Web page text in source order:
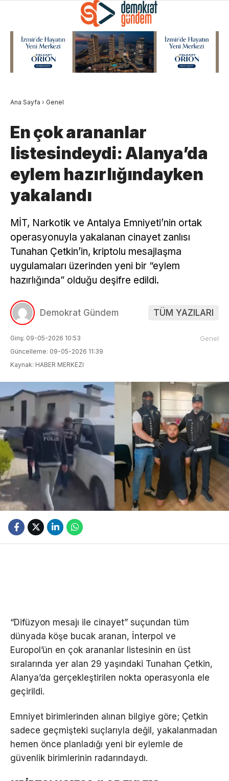
Ana Sayfa › Genel
En çok arananlar
listesindeydi: Alanya’da
eylem hazırlığındayken
yakalandı
MİT, Narkotik ve Antalya Emniyeti’nin ortak
operasyonuyla yakalanan cinayet zanlısı
Tunahan Çetkin’in, kriptolu mesajlaşma
uygulamaları üzerinden yeni bir “eylem
hazırlığında” olduğu deşifre edildi.
Demokrat Gündem TÜM YAZILARI
Giriş: 09-05-2026 10:53
Güncelleme: 09-05-2026 11:39
Kaynak: HABER MERKEZI
Genel
“Difüzyon mesajı ile cinayet” suçundan tüm
dünyada köşe bucak aranan, İnterpol ve
Europol’ün en çok arananlar listesinin en üst
sıralarında yer alan 29 yaşındaki Tunahan Çetkin,
Alanya’da gerçekleştirilen nokta operasyonla ele
geçirildi.
Emniyet birimlerinden alınan bilgiye göre; Çetkin
sadece geçmişteki suçlarıyla değil, yakalanmadan
hemen önce planladığı yeni bir eylemle de
güvenlik birimlerinin radarındaydı.